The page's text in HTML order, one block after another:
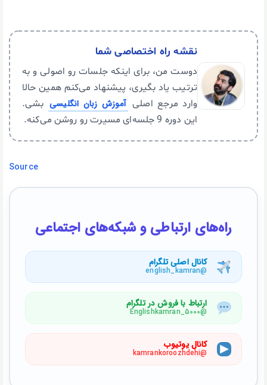
نقشه راه اختصاصی شما
دوست من، برای اینکه جلسات رو اصولی و به
ترتیب یاد بگیری، پیشنهاد می‌کنم همین حالا
وارد مرجع اصلی آموزش زبان انگلیسی بشی.
این دوره 9 جلسه‌ای مسیرت رو روشن می‌کنه.
Source
راه‌های ارتباطی و شبکه‌های اجتماعی
کانال اصلی تلگرام
@english_kamran
ارتباط با فروش در تلگرام
@Englishkamran_5000
کانال یوتیوب
@kamrankoroozhdehi